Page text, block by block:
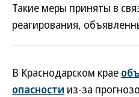
Такие меры приняты в
реагирования,
В Краснодарском крае
опасности из-за